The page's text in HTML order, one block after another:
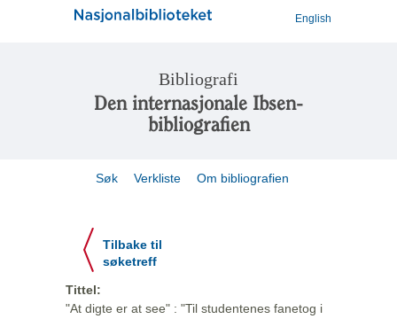
English
Bibliografi
Den internasjonale Ibsen-
bibliografien
Søk Verkliste Om bibliografien
Tilbake til
søketreff
Tittel:
"At digte er at see" : "Til studentenes fanetog i